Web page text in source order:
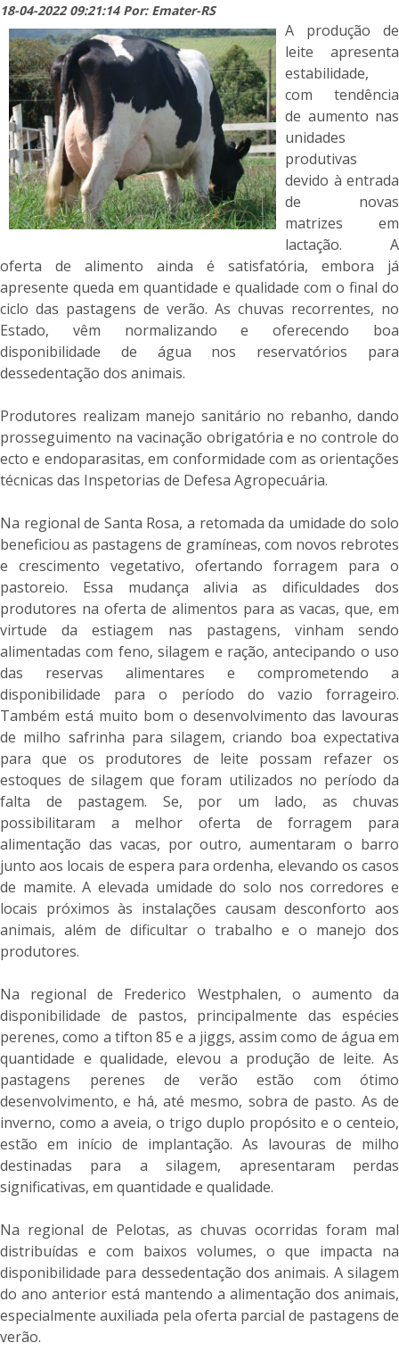
18-04-2022 09:21:14 Por: Emater-RS
A produção de
leite apresenta
estabilidade,
com tendência
de aumento nas
unidades
produtivas
devido à entrada
de novas
matrizes em
lactação. A
oferta de alimento ainda é satisfatória, embora já
apresente queda em quantidade e qualidade com o final do
ciclo das pastagens de verão. As chuvas recorrentes, no
Estado, vêm normalizando e oferecendo boa
disponibilidade de água nos reservatórios para
dessedentação dos animais.
Produtores realizam manejo sanitário no rebanho, dando
prosseguimento na vacinação obrigatória e no controle do
ecto e endoparasitas, em conformidade com as orientações
técnicas das Inspetorias de Defesa Agropecuária.
Na regional de Santa Rosa, a retomada da umidade do solo
beneficiou as pastagens de gramíneas, com novos rebrotes
e crescimento vegetativo, ofertando forragem para o
pastoreio. Essa mudança alivia as dificuldades dos
produtores na oferta de alimentos para as vacas, que, em
virtude da estiagem nas pastagens, vinham sendo
alimentadas com feno, silagem e ração, antecipando o uso
das reservas alimentares e comprometendo a
disponibilidade para o período do vazio forrageiro.
Também está muito bom o desenvolvimento das lavouras
de milho safrinha para silagem, criando boa expectativa
para que os produtores de leite possam refazer os
estoques de silagem que foram utilizados no período da
falta de pastagem. Se, por um lado, as chuvas
possibilitaram a melhor oferta de forragem para
alimentação das vacas, por outro, aumentaram o barro
junto aos locais de espera para ordenha, elevando os casos
de mamite. A elevada umidade do solo nos corredores e
locais próximos às instalações causam desconforto aos
animais, além de dificultar o trabalho e o manejo dos
produtores.
Na regional de Frederico Westphalen, o aumento da
disponibilidade de pastos, principalmente das espécies
perenes, como a tifton 85 e a jiggs, assim como de água em
quantidade e qualidade, elevou a produção de leite. As
pastagens perenes de verão estão com ótimo
desenvolvimento, e há, até mesmo, sobra de pasto. As de
inverno, como a aveia, o trigo duplo propósito e o centeio,
estão em início de implantação. As lavouras de milho
destinadas para a silagem, apresentaram perdas
significativas, em quantidade e qualidade.
Na regional de Pelotas, as chuvas ocorridas foram mal
distribuídas e com baixos volumes, o que impacta na
disponibilidade para dessedentação dos animais. A silagem
do ano anterior está mantendo a alimentação dos animais,
especialmente auxiliada pela oferta parcial de pastagens de
verão.